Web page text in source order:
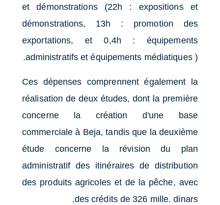
et démonstrations (22h : expositions et
démonstrations, 13h : promotion des
exportations, et 0,4h : équipements
administratifs et équipements médiatiques ).
Ces dépenses comprennent également la
réalisation de deux études, dont la première
concerne la création d'une base
commerciale à Beja, tandis que la deuxième
étude concerne la révision du plan
administratif des itinéraires de distribution
des produits agricoles et de la pêche, avec
des crédits de 326 mille. dinars.